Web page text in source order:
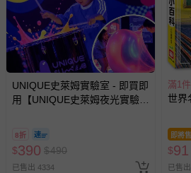
針對滿件折/滿額贈…等活動，如
留商品未達活動門檻，將以原價計
回。
部分商品依據消費者保護法的規定
豫期範圍：
易於腐敗、保存期限較短或解
客製化商品（例如客製生日書
報紙、期刊或雜誌（惟書籍如
UNIQUE史萊姆實驗室 - 即買即
用【UNIQUE史萊姆夜光實驗室
8/30 (電子票券，於展期現場憑
訂單編號兌換，逾期作廢) (大
人小孩均一價(3歲以上需購票))
8折
$390 $490
已售出 4334
滿1
世界
即將
$91
已售